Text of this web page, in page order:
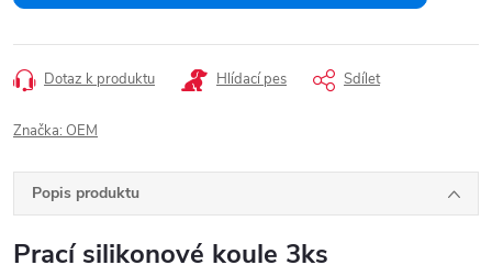
Dotaz k produktu Hlídací pes Sdílet
Značka: OEM
Popis produktu
Prací silikonové koule 3ks